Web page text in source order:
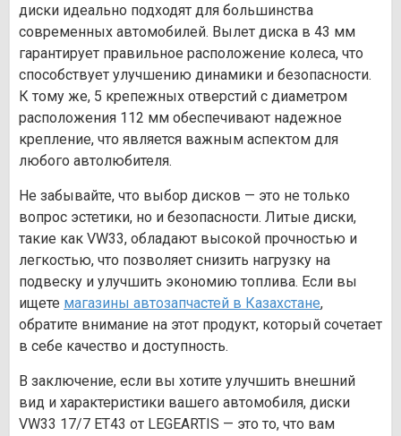
диски идеально подходят для большинства
современных автомобилей. Вылет диска в 43 мм
гарантирует правильное расположение колеса, что
способствует улучшению динамики и безопасности.
К тому же, 5 крепежных отверстий с диаметром
расположения 112 мм обеспечивают надежное
крепление, что является важным аспектом для
любого автолюбителя.
Не забывайте, что выбор дисков — это не только
вопрос эстетики, но и безопасности. Литые диски,
такие как VW33, обладают высокой прочностью и
легкостью, что позволяет снизить нагрузку на
подвеску и улучшить экономию топлива. Если вы
ищете магазины автозапчастей в Казахстане,
обратите внимание на этот продукт, который сочетает
в себе качество и доступность.
В заключение, если вы хотите улучшить внешний
вид и характеристики вашего автомобиля, диски
VW33 17/7 ET43 от LEGEARTIS — это то, что вам